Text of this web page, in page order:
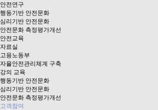
안전연구
행동기반 안전문화
심리기반 안전문화
안전문화 측정평가개선
안전교육
자료실
고용노동부
자율안전관리체계 구축
강의 교육
행동기반 안전문화
심리기반 안전문화
안전문화 측정평가개선
고객참여